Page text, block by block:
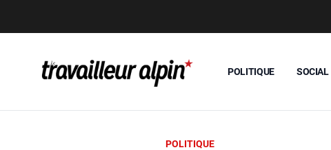
POLITIQUE SOCIAL
POLITIQUE